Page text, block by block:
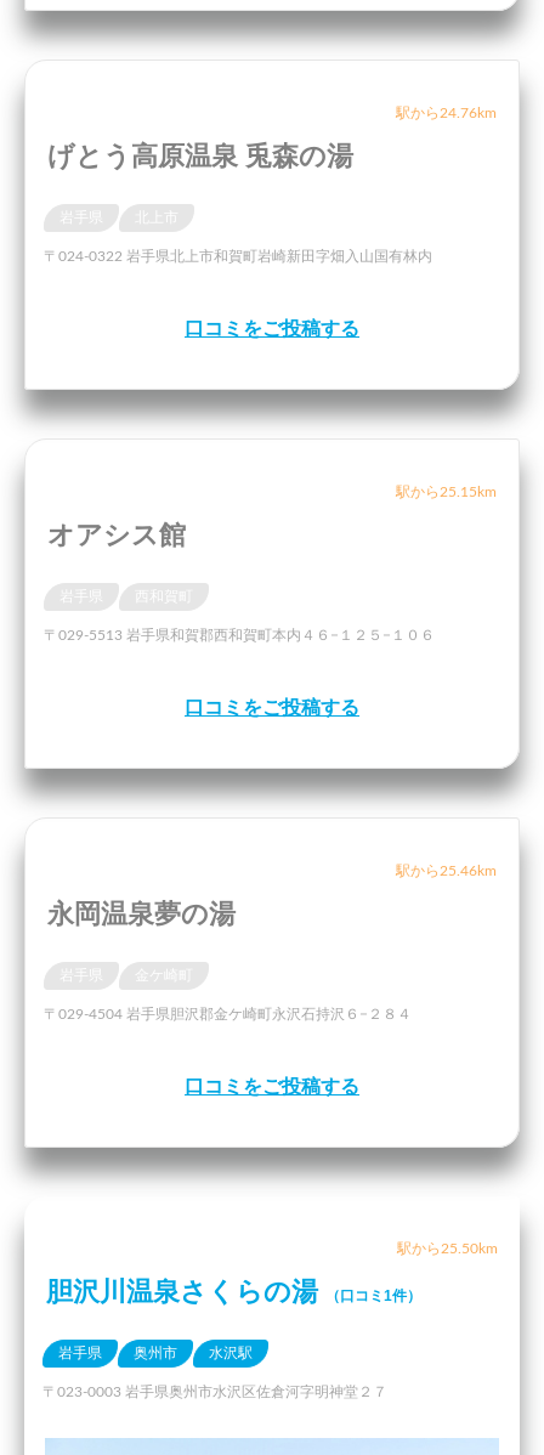
駅から24.76km
げとう高原温泉 兎森の湯
岩手県
〒024-0322 岩手県北上市和賀町岩崎新田字畑入山国有林内
口コミをご投稿する
駅から25.15km
オアシス館
岩手県 西和賀町
〒029-5513 岩手県和賀郡西和賀町本内４６−１２５−１０６
口コミをご投稿する
駅から25.46km
永岡温泉夢の湯
岩手県 金ケ崎町
〒029-4504 岩手県胆沢郡金ケ崎町永沢石持沢６−２８４
口コミをご投稿する
駅から25.50km
胆沢川温泉さくらの湯 （口コミ1件）
岩手県 奥州市 水沢駅
〒023-0003 岩手県奥州市水沢区佐倉河字明神堂２７